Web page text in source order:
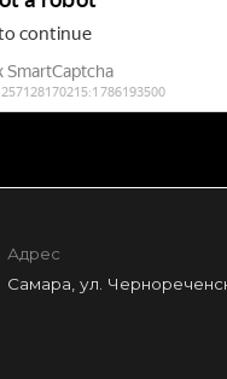
Адрес
Самара, ул.